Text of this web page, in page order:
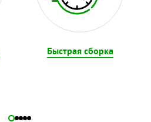
Быстрая сборка